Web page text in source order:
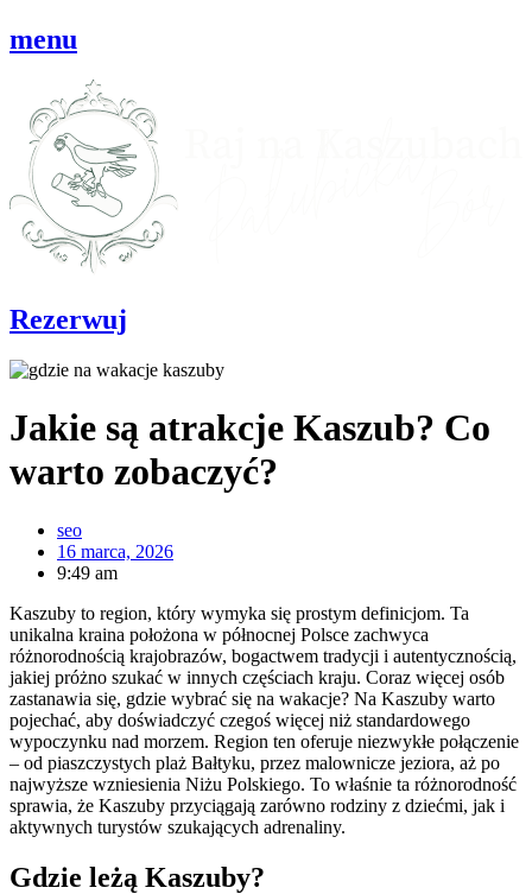
Przejdź
do
menu
Rezerwuj
Jakie są atrakcje Kaszub? Co
warto zobaczyć?
seo
16 marca, 2026
9:49 am
Kaszuby to region, który wymyka się prostym definicjom. Ta
unikalna kraina położona w północnej Polsce zachwyca
różnorodnością krajobrazów, bogactwem tradycji i autentycznością,
jakiej próżno szukać w innych częściach kraju. Coraz więcej osób
zastanawia się, gdzie wybrać się na wakacje? Na Kaszuby warto
pojechać, aby doświadczyć czegoś więcej niż standardowego
wypoczynku nad morzem. Region ten oferuje niezwykłe połączenie
– od piaszczystych plaż Bałtyku, przez malownicze jeziora, aż po
najwyższe wzniesienia Niżu Polskiego. To właśnie ta różnorodność
sprawia, że Kaszuby przyciągają zarówno rodziny z dziećmi, jak i
aktywnych turystów szukających adrenaliny.
Gdzie leżą Kaszuby?